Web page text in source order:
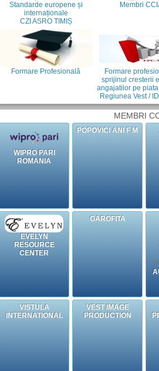
Standarde europene și
internaționale
CZI ASRO TIMIȘ
Membri
Formare Profesională
Formare
sprijinul cresterii
angajatilor pe
Regiunea Vest /
MEMBRI
WIPRO PARI
ROMANIA
POPOVICI ANI F M
EVELYN
RESOURCE
CENTER
GAROFITA
VISTULA
INTERNATIONAL
VEST IMAGE
PRODUCTION